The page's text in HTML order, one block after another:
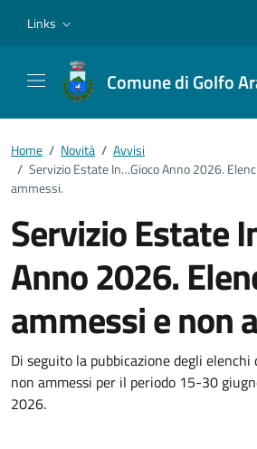
Links
Comune di Golfo
Home / Novità / Avvisi
/ Servizio Estate In…Gioco Anno 2026.
ammessi.
Servizio Estate
Anno 2026.
ammessi e non
Dettagli della
Di seguito la pubbicazione degli
non ammessi per il periodo 15-30
2026.